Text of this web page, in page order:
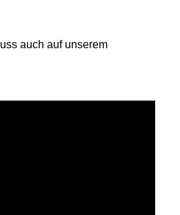
auch auf unserem